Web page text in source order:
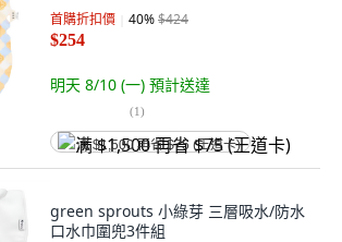
首購折扣價 40%$424
$254
明天 8/10 (一) 預計送達
(1)
满 $1,500 再省 $75 (王道卡)
green sprouts 小綠芽 三層吸水/防水
口水巾圍兜3件組